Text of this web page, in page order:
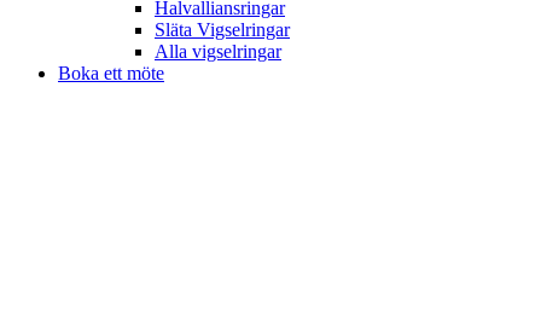
Halvalliansringar
Släta Vigselringar
Alla vigselringar
Boka ett möte